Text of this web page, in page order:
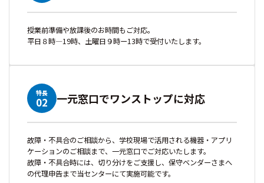
授業前準備や放課後のお時間もご対応。
平日８時―19時、土曜日９時ー13時で受付いたします。
特長
02 一元窓口でワンストップに対応
故障・不具合のご相談から、学校現場で活用される機器・アプリ
ケーションのご相談まで、一元窓口でご対応いたします。
故障・不具合時には、切り分けをご支援し、保守ベンダーさまへ
の代理申告まで当センターにて実施可能です。